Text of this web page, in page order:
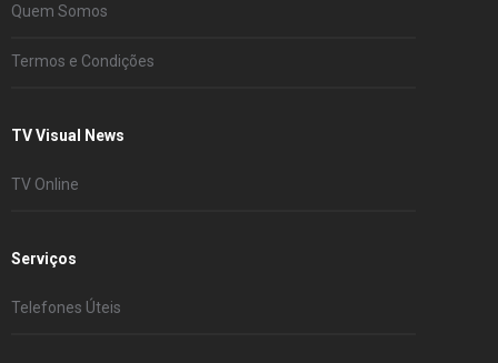
Quem Somos
Termos e Condições
TV Visual News
TV Online
Serviços
Telefones Úteis